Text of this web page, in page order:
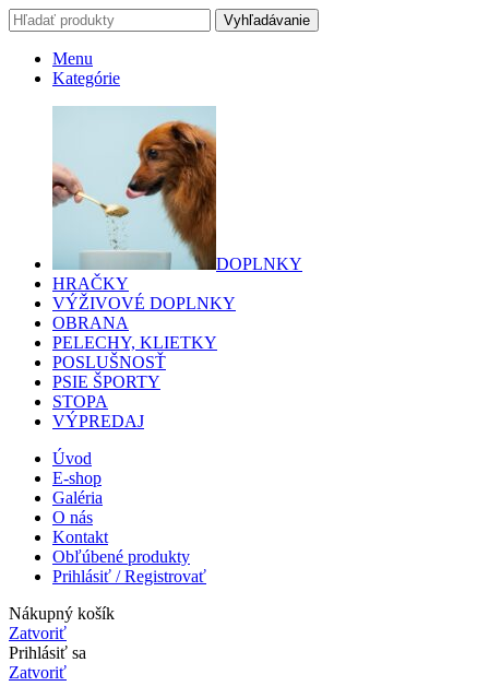
Vyhľadávanie
Menu
Kategórie
DOPLNKY
HRAČKY
VÝŽIVOVÉ DOPLNKY
OBRANA
PELECHY, KLIETKY
POSLUŠNOSŤ
PSIE ŠPORTY
STOPA
VÝPREDAJ
Úvod
E-shop
Galéria
O nás
Kontakt
Obľúbené produkty
Prihlásiť / Registrovať
Nákupný košík
Zatvoriť
Prihlásiť sa
Zatvoriť